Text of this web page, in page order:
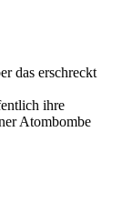
das erschreckt
ihre
Atombombe